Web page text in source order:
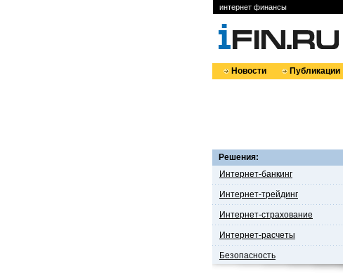
интернет финансы
Новости Публикации
Решения:
Интернет-банкинг
Интернет-трейдинг
Интернет-страхование
Интернет-расчеты
Безопасность